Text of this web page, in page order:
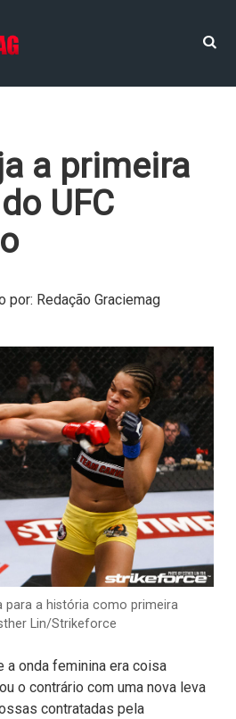
a primeira
UFC
Redação Graciemag
para a história como primeira
Lin/Strikeforce
a onda feminina era coisa
o contrário com uma nova leva
contratadas pela